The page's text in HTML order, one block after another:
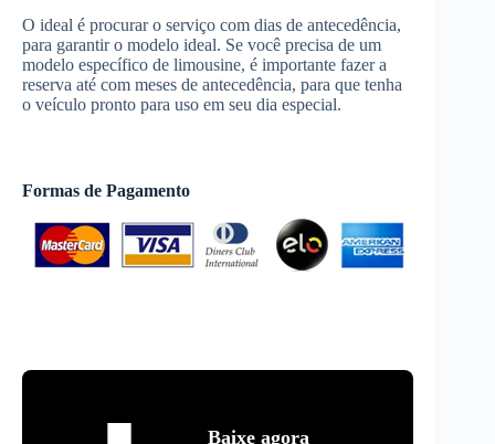
O ideal é procurar o serviço com dias de antecedência,
para garantir o modelo ideal. Se você precisa de um
modelo específico de limousine, é importante fazer a
reserva até com meses de antecedência, para que tenha
o veículo pronto para uso em seu dia especial.
Formas de Pagamento
Baixe agora